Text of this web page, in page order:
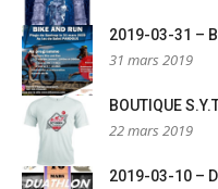
2019-03-31 –
31 mars 2019
BOUTIQUE
22 mars 2019
2019-03-10 –